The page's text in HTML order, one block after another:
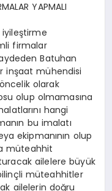
YAPMALI
firmalar
Batuhan
inşaat mühendisi
olarak
olup olmamasına
hangi
bu imalatı
ekipmanının olup
müteahhit
ailelere büyük
müteahhitler
ailelerin doğru